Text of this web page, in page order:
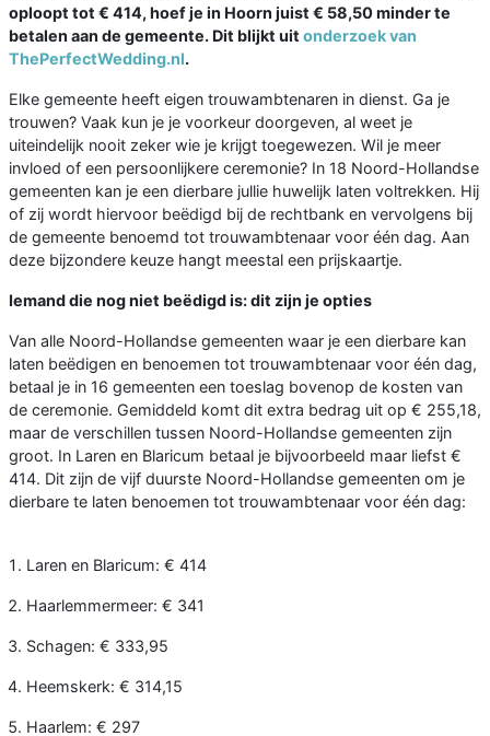
oploopt tot € 414, hoef je in Hoorn juist € 58,50 minder te
betalen aan de gemeente. Dit blijkt uit onderzoek van
ThePerfectWedding.nl.
Elke gemeente heeft eigen trouwambtenaren in dienst. Ga je
trouwen? Vaak kun je je voorkeur doorgeven, al weet je
uiteindelijk nooit zeker wie je krijgt toegewezen. Wil je meer
invloed of een persoonlijkere ceremonie? In 18 Noord-Hollandse
gemeenten kan je een dierbare jullie huwelijk laten voltrekken. Hij
of zij wordt hiervoor beëdigd bij de rechtbank en vervolgens bij
de gemeente benoemd tot trouwambtenaar voor één dag. Aan
deze bijzondere keuze hangt meestal een prijskaartje.
Iemand die nog niet beëdigd is: dit zijn je opties
Van alle Noord-Hollandse gemeenten waar je een dierbare kan
laten beëdigen en benoemen tot trouwambtenaar voor één dag,
betaal je in 16 gemeenten een toeslag bovenop de kosten van
de ceremonie. Gemiddeld komt dit extra bedrag uit op € 255,18,
maar de verschillen tussen Noord-Hollandse gemeenten zijn
groot. In Laren en Blaricum betaal je bijvoorbeeld maar liefst €
414. Dit zijn de vijf duurste Noord-Hollandse gemeenten om je
dierbare te laten benoemen tot trouwambtenaar voor één dag:
Laren en Blaricum: € 414
Haarlemmermeer: € 341
Schagen: € 333,95
Heemskerk: € 314,15
Haarlem: € 297